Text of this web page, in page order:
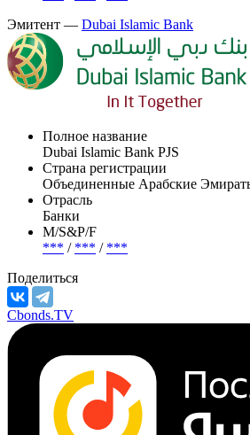
1 000 000 000 USD
М/S&P/F
***
*** /***
Эмитент —Dubai Islamic Bank
Полное название
Dubai Islamic Bank PJS
Страна регистрации
Объединенные Арабские Эмираты
Банки
М/S&P/F
***/
Поделиться
Cbonds.TV